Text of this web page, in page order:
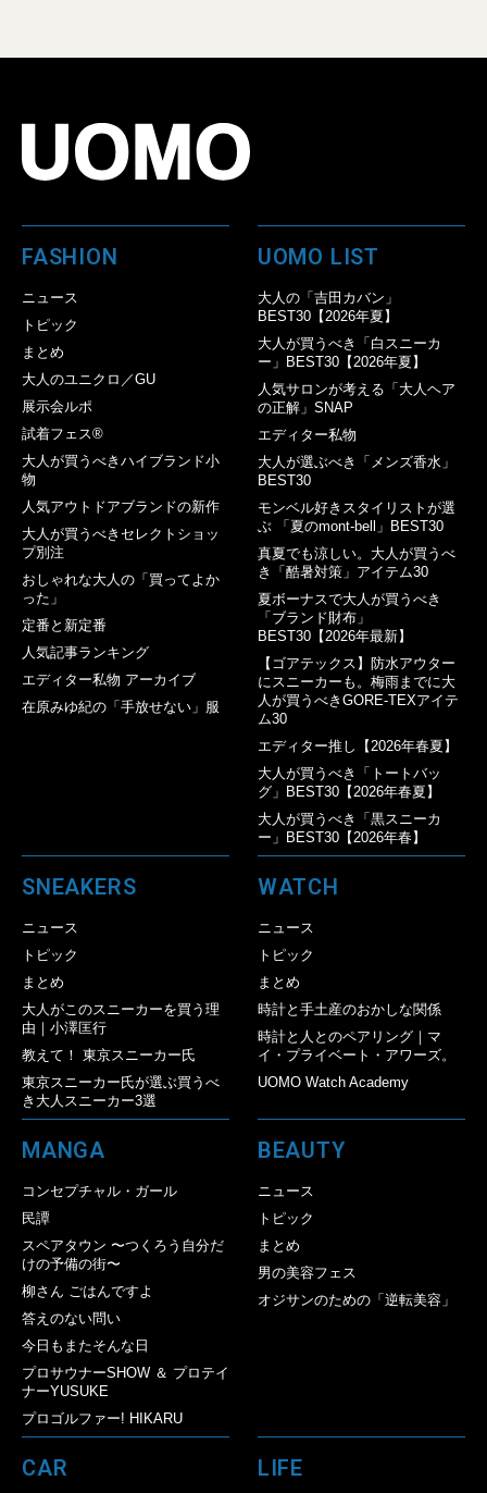
FASHION
ニュース
トピック
まとめ
大人のユニクロ／GU
展示会ルポ
試着フェス®︎
大人が買うべきハイブランド小
物
人気アウトドアブランドの新作
大人が買うべきセレクトショッ
プ別注
おしゃれな大人の「買ってよか
った」
定番と新定番
人気記事ランキング
エディター私物 アーカイブ
在原みゆ紀の「手放せない」服
UOMO LIST
大人の「吉田カバン」
BEST30【2026年夏】
大人が買うべき「白スニーカ
ー」BEST30【2026年夏】
人気サロンが考える「大人ヘア
の正解」SNAP
エディター私物
大人が選ぶべき「メンズ香水」
BEST30
モンベル好きスタイリストが選
ぶ 「夏のmont-bell」BEST30
真夏でも涼しい。大人が買うべ
き「酷暑対策」アイテム30
夏ボーナスで大人が買うべき
「ブランド財布」
BEST30【2026年最新】
【ゴアテックス】防水アウター
にスニーカーも。梅雨までに大
人が買うべきGORE-TEXアイテ
ム30
エディター推し【2026年春夏】
大人が買うべき「トートバッ
グ」BEST30【2026年春夏】
大人が買うべき「黒スニーカ
ー」BEST30【2026年春】
SNEAKERS
ニュース
トピック
まとめ
大人がこのスニーカーを買う理
由｜小澤匡行
教えて！ 東京スニーカー氏
東京スニーカー氏が選ぶ買うべ
き大人スニーカー3選
WATCH
ニュース
トピック
まとめ
時計と手土産のおかしな関係
時計と人とのペアリング｜マ
イ・プライベート・アワーズ。
UOMO Watch Academy
MANGA
コンセプチャル・ガール
民譚
スペアタウン 〜つくろう自分だ
けの予備の街〜
柳さん ごはんですよ
答えのない問い
今日もまたそんな日
プロサウナーSHOW ＆ プロテイ
ナーYUSUKE
プロゴルファー! HIKARU
BEAUTY
ニュース
トピック
まとめ
男の美容フェス
オジサンのための「逆転美容」
CAR LIFE